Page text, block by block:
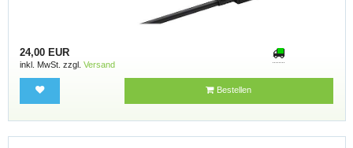
24,00 EUR
inkl. MwSt. zzgl. Versand
Bestellen